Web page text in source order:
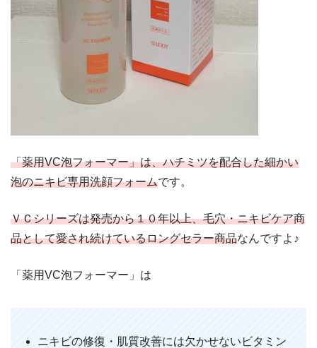
「薬用VC泡フォーマー」は、ハチミツを配合した細かい
泡のニキビ専用洗顔フォームです。
ＶＣシリーズは発売から１０年以上、毛穴・ニキビケア商
品として愛され続けているロングセラー商品なんですよ♪
「薬用VC泡フォーマー」は
ニキビの修復・肌質改善には欠かせないビタミン